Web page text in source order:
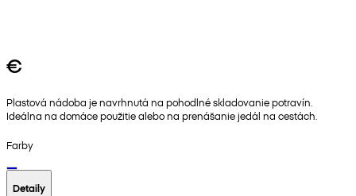
€
Plastová nádoba je navrhnutá na pohodlné skladovanie potravín.
Ideálna na domáce použitie alebo na prenášanie jedál na cestách.
Farby
Detaily